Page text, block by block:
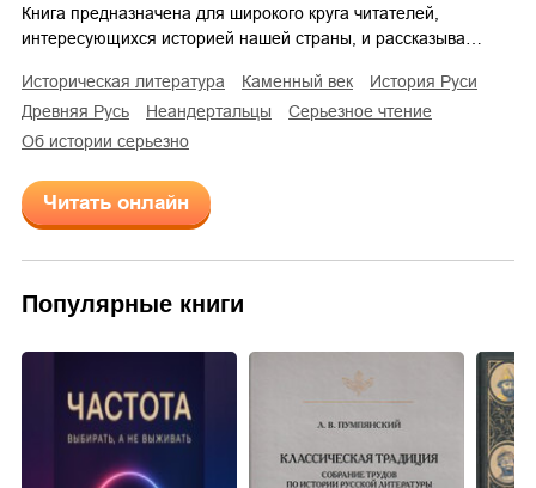
Книга предназначена для широкого круга читателей,
интересующихся историей нашей страны, и рассказыва…
историческая литература каменный век
история Руси
Древняя Русь
неандертальцы
серьезное чтение
об истории серьезно
Читать онлайн
Популярные книги